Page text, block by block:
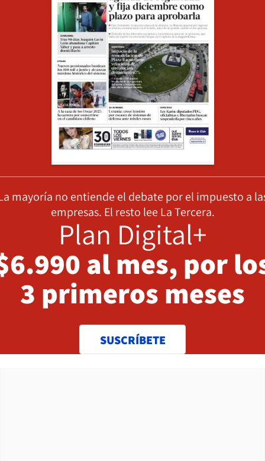
mayoría no entiende el debate por el impuesto a
empresas. El resto lee La Tercera.
Plan Digital+
al mes, por
3 primeros meses
SUSCRÍBETE